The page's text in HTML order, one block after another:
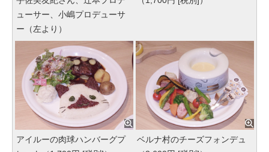
ューサー、小嶋プロデューサ
ー（左より）
アイルーの肉球ハンバーグプ
ベルナ村のチーズフォンデュ